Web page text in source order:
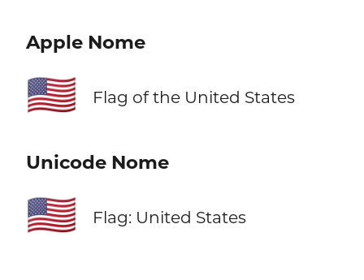
Apple Nome
🇺🇸 Flag of the United States
Unicode Nome
🇺🇸 Flag: United States